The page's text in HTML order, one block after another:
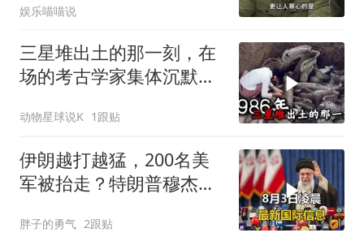
娱乐喵喵说
三星堆出土的那一刻，在
场的考古学家集体沉默
动物星球说K 1跟贴
伊朗越打越猛，200名美
军被抬走？特朗普穆杰塔
胖子的勇气 2跟贴